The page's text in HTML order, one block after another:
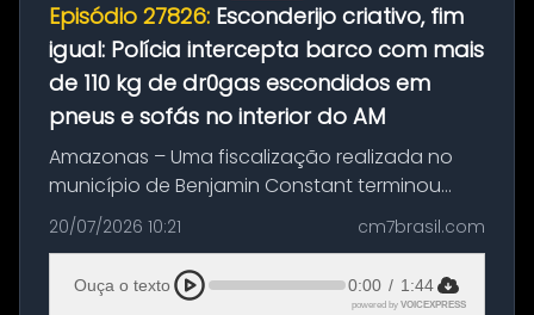
Episódio 27826: Esconderijo criativo, fim
igual: Polícia intercepta barco com mais
de 110 kg de dr0gas escondidos em
pneus e sofás no interior do AM
Amazonas – Uma fiscalização realizada no
município de Benjamin Constant terminou
com a apreensão de aproximadamente 115
quilos de entorpecentes em uma
embarcação atracada no porto da cidade. O
materia...
20/07/2026 10:21 cm7brasil.com
Ouça o texto 0:00 / 1:44
powered by VOICEXPRESS